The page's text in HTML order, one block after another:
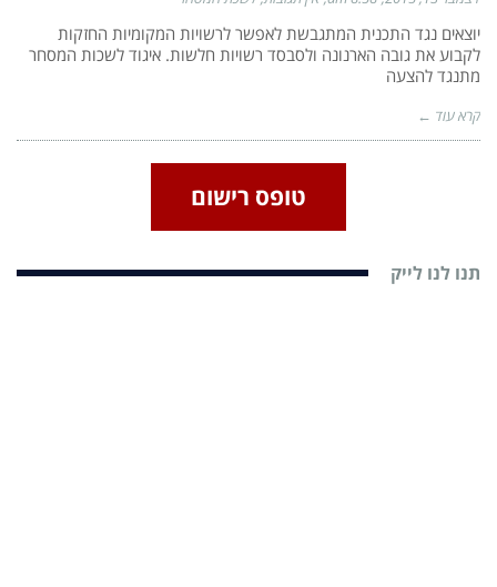
יוצאים נגד התכנית המתגבשת לאפשר לרשויות המקומיות החזקות
לקבוע את גובה הארנונה ולסבסד רשויות חלשות. איגוד לשכות המסחר
מתנגד להצעה
קרא עוד ←
טופס רישום
תנו לנו לייק